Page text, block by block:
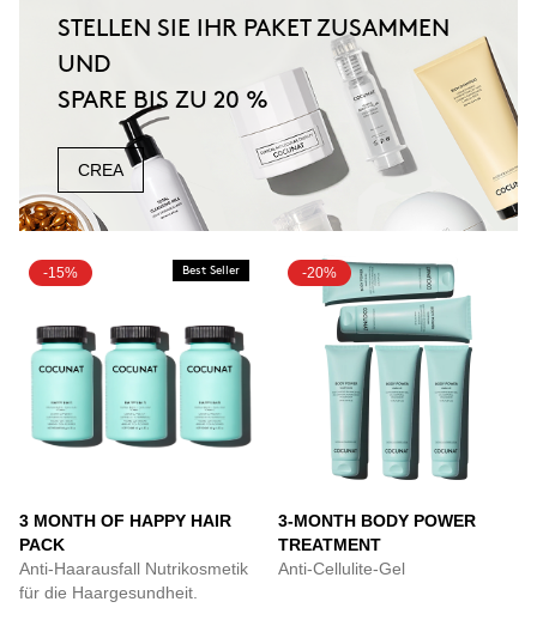
STELLEN SIE IHR PAKET ZUSAMMEN
UND
SPARE BIS ZU 20 %
CREA
-15% Best Seller
3 MONTH OF HAPPY HAIR
PACK
Anti-Haarausfall Nutrikosmetik
für die Haargesundheit.
-20%
3-MONTH BODY POWER
TREATMENT
Anti-Cellulite-Gel